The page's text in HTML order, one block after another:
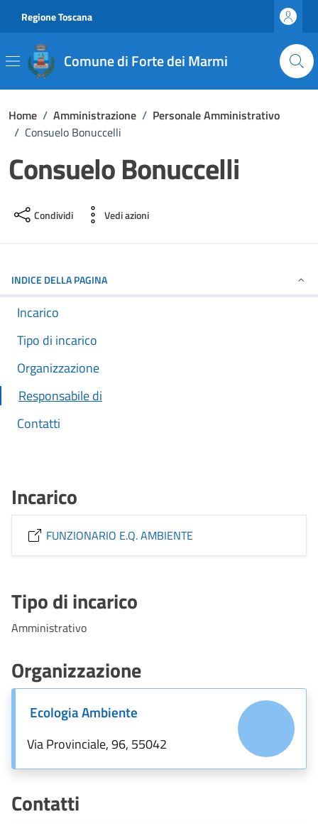
Regione Toscana
Comune di Forte dei Marmi
Home / Amministrazione / Personale Amministrativo
/ Consuelo Bonuccelli
Consuelo Bonuccelli
Condividi Vedi azioni
INDICE DELLA PAGINA
Incarico
Tipo di incarico
Organizzazione
Responsabile di
Contatti
Incarico
FUNZIONARIO E.Q. AMBIENTE
Tipo di incarico
Amministrativo
Organizzazione
Ecologia Ambiente
Via Provinciale, 96, 55042
Contatti